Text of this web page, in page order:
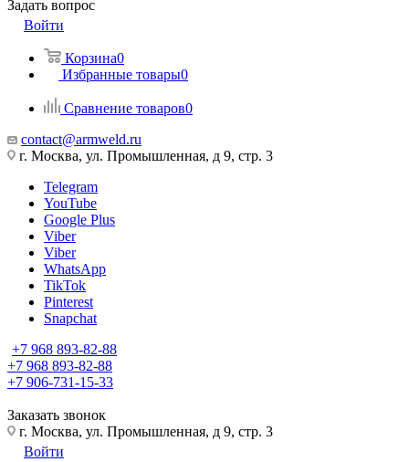
Задать вопрос
Войти
Корзина0
Избранные товары0
Сравнение товаров0
contact@armweld.ru
г. Москва, ул. Промышленная, д 9, стр. 3
Telegram
YouTube
Google Plus
Viber
Viber
WhatsApp
TikTok
Pinterest
Snapchat
+7 968 893-82-88
+7 968 893-82-88
+7 906-731-15-33
Заказать звонок
г. Москва, ул. Промышленная, д 9, стр. 3
Войти